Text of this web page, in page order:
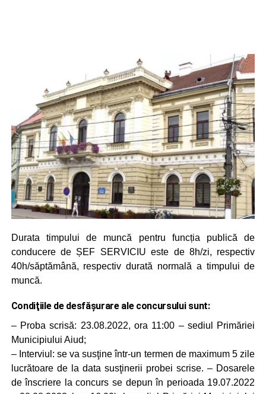
Durata timpului de muncă pentru funcția publică de
conducere de ȘEF SERVICIU este de 8h/zi, respectiv
40h/săptămână, respectiv durată normală a timpului de
muncă.
Condiţiile de desfăşurare ale concursului sunt:
– Proba scrisă: 23.08.2022, ora 11:00 – sediul Primăriei
Municipiului Aiud;
– Interviul: se va susţine într-un termen de maximum 5 zile
lucrătoare de la data susţinerii probei scrise. – Dosarele
de înscriere la concurs se depun în perioada 19.07.2022